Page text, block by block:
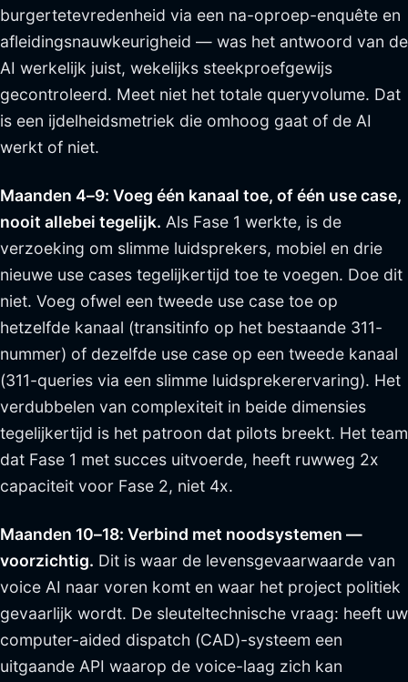
burgertetevredenheid via een na-oproep-enquête en
afleidingsnauwkeurigheid — was het antwoord van de
AI werkelijk juist, wekelijks steekproefgewijs
gecontroleerd. Meet niet het totale queryvolume. Dat
is een ijdelheidsmetriek die omhoog gaat of de AI
werkt of niet.
Maanden 4–9: Voeg één kanaal toe, of één use case,
nooit allebei tegelijk. Als Fase 1 werkte, is de
verzoeking om slimme luidsprekers, mobiel en drie
nieuwe use cases tegelijkertijd toe te voegen. Doe dit
niet. Voeg ofwel een tweede use case toe op
hetzelfde kanaal (transitinfo op het bestaande 311-
nummer) of dezelfde use case op een tweede kanaal
(311-queries via een slimme luidsprekerervaring). Het
verdubbelen van complexiteit in beide dimensies
tegelijkertijd is het patroon dat pilots breekt. Het team
dat Fase 1 met succes uitvoerde, heeft ruwweg 2x
capaciteit voor Fase 2, niet 4x.
Maanden 10–18: Verbind met noodsystemen —
voorzichtig. Dit is waar de levensgevaarwaarde van
voice AI naar voren komt en waar het project politiek
gevaarlijk wordt. De sleuteltechnische vraag: heeft uw
computer-aided dispatch (CAD)-systeem een
uitgaande API waarop de voice-laag zich kan